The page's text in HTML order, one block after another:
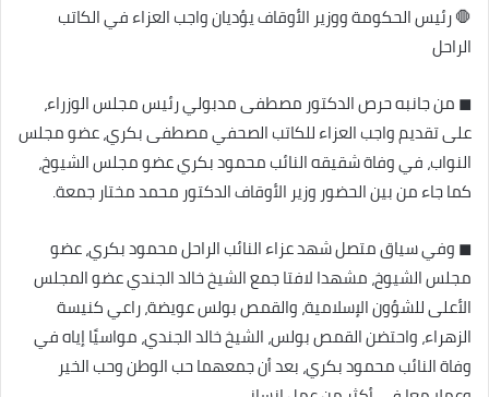
🛑 رئيس الحكومة ووزير الأوقاف يؤديان واجب العزاء في الكاتب
الراحل
◼ من جانبه حرص الدكتور مصطفى مدبولي رئيس مجلس الوزراء،
على تقديم واجب العزاء للكاتب الصحفي مصطفى بكري، عضو مجلس
النواب، في وفاة شقيقه النائب محمود بكري عضو مجلس الشيوخ،
كما جاء من بين الحضور وزير الأوقاف الدكتور محمد مختار جمعة.
◼ وفي سياق متصل شهد عزاء النائب الراحل محمود بكري، عضو
مجلس الشيوخ، مشهدا لافتا جمع الشيخ خالد الجندي عضو المجلس
الأعلى للشؤون الإسلامية، والقمص بولس عويضة، راعي كنيسة
الزهراء، واحتضن القمص بولس، الشيخ خالد الجندي، مواسيًا إياه في
وفاة النائب محمود بكري، بعد أن جمعهما حب الوطن وحب الخير